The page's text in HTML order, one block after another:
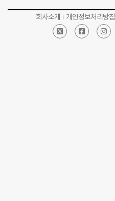
회사소개 개인정보처리방침